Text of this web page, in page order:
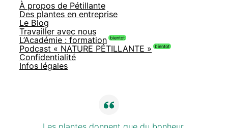
À propos de Pétillante
Des plantes en entreprise
Le Blog
Travailler avec nous
L’Académie : formation
Podcast « NATURE PÉTILLANTE »
Confidentialité
Infos légales